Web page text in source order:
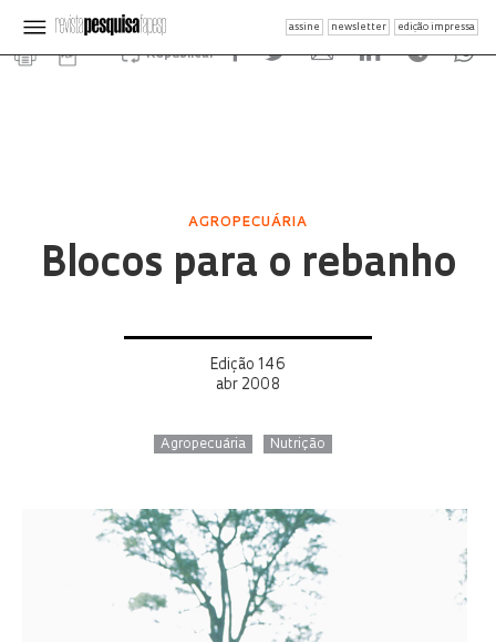
assine newsletter edição impressa
Republicar
AGROPECUÁRIA
Blocos para o rebanho
Edição 146
abr 2008
Agropecuária Nutrição